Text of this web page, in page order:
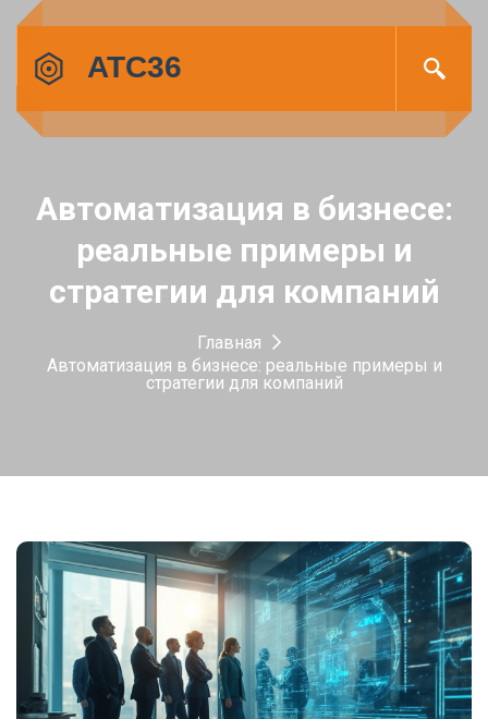
Автоматизация в бизнесе:
реальные примеры и
стратегии для компаний
Главная
Автоматизация в бизнесе: реальные примеры и
стратегии для компаний